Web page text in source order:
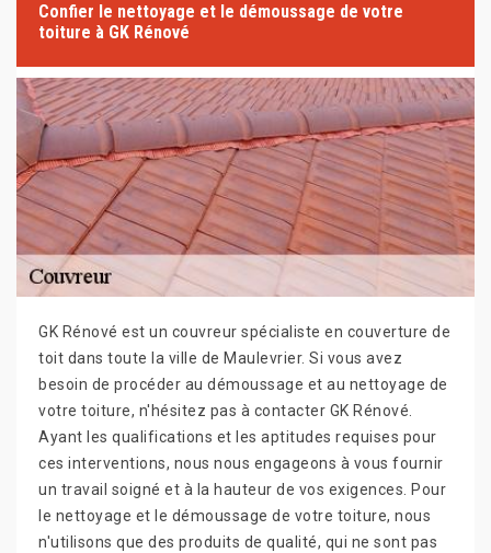
Confier le nettoyage et le démoussage de votre
toiture à GK Rénové
GK Rénové est un couvreur spécialiste en couverture de
toit dans toute la ville de Maulevrier. Si vous avez
besoin de procéder au démoussage et au nettoyage de
votre toiture, n'hésitez pas à contacter GK Rénové.
Ayant les qualifications et les aptitudes requises pour
ces interventions, nous nous engageons à vous fournir
un travail soigné et à la hauteur de vos exigences. Pour
le nettoyage et le démoussage de votre toiture, nous
n'utilisons que des produits de qualité, qui ne sont pas